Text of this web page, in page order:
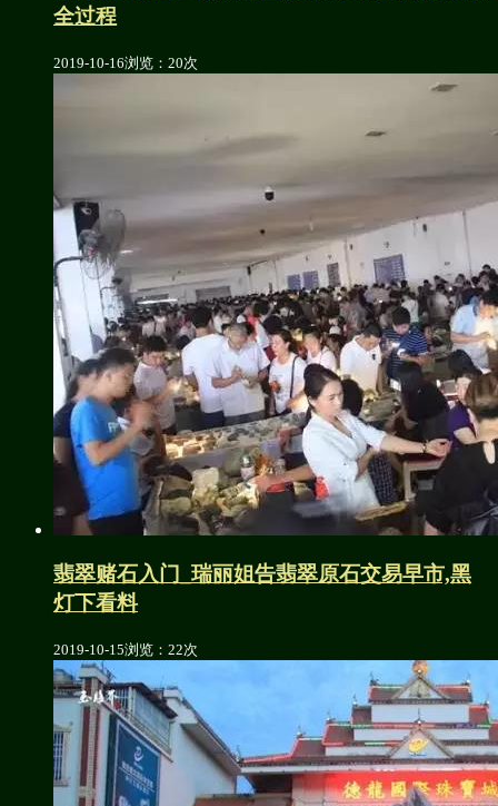
全过程
2019-10-16浏览：20次
翡翠赌石入门_瑞丽姐告翡翠原石交易早市,黑
灯下看料
2019-10-15浏览：22次